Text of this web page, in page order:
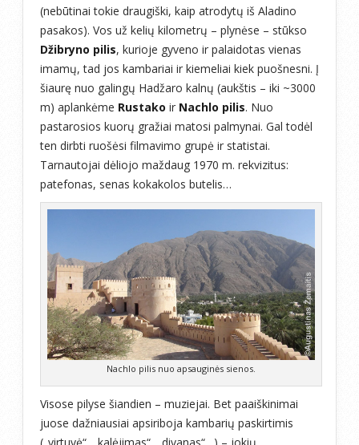
(nebūtinai tokie draugiški, kaip atrodytų iš Aladino
pasakos). Vos už kelių kilometrų – plynėse – stūkso
Džibryno pilis, kurioje gyveno ir palaidotas vienas
imamų, tad jos kambariai ir kiemeliai kiek puošnesni. Į
šiaurę nuo galingų Hadžaro kalnų (aukštis – iki ~3000
m) aplankėme Rustako ir Nachlo pilis. Nuo
pastarosios kuorų gražiai matosi palmynai. Gal todėl
ten dirbti ruošėsi filmavimo grupė ir statistai.
Tarnautojai dėliojo maždaug 1970 m. rekvizitus:
patefonas, senas kokakolos butelis…
Nachlo pilis nuo apsauginės sienos.
Visose pilyse šiandien – muziejai. Bet paaiškinimai
juose dažniausiai apsiriboja kambarių paskirtimis